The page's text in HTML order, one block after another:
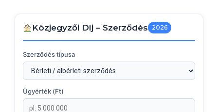
Közjegyzői Díj – Szerződés 2026
Szerződés típusa
Ügyérték (Ft)